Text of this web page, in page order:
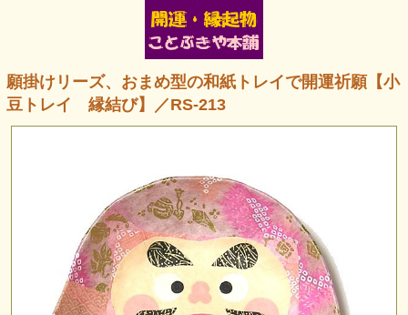
願掛けリーズ、おまめ型の和紙トレイで開運祈願【小
豆トレイ 縁結び】／RS-213